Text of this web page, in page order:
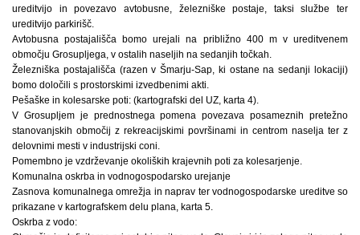
ureditvijo in povezavo avtobusne, železniške postaje, taksi službe ter
ureditvijo parkirišč.
Avtobusna postajališča bomo urejali na približno 400 m v ureditvenem
območju Grosupljega, v ostalih naseljih na sedanjih točkah.
Železniška postajališča (razen v Šmarju-Sap, ki ostane na sedanji lokaciji)
bomo določili s prostorskimi izvedbenimi akti.
Pešaške in kolesarske poti: (kartografski del UZ, karta 4).
V Grosupljem je prednostnega pomena povezava posameznih pretežno
stanovanjskih območij z rekreacijskimi površinami in centrom naselja ter z
delovnimi mesti v industrijski coni.
Pomembno je vzdrževanje okoliških krajevnih poti za kolesarjenje.
Komunalna oskrba in vodnogospodarsko urejanje
Zasnova komunalnega omrežja in naprav ter vodnogospodarske ureditve so
prikazane v kartografskem delu plana, karta 5.
Oskrba z vodo: